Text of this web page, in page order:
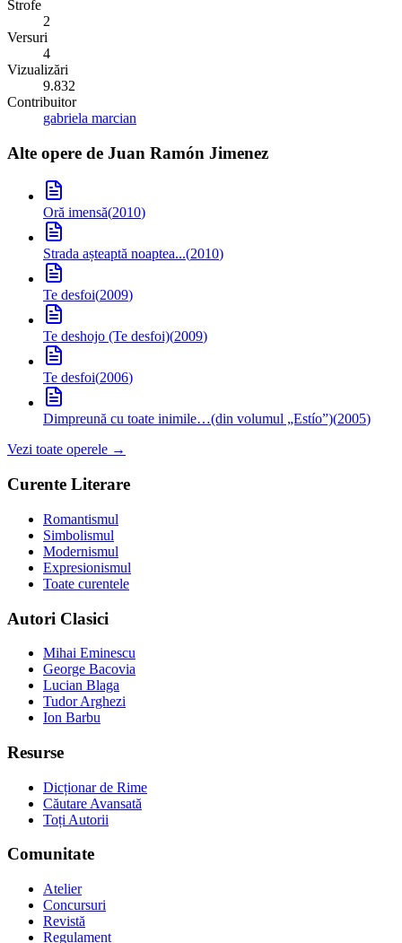
Strofe
2
Versuri
4
Vizualizări
9.832
Contribuitor
gabriela marcian
Alte opere de Juan Ramón Jimenez
Oră imensă(2010)
Strada așteaptă noaptea...(2010)
Te desfoi(2009)
Te deshojo (Te desfoi)(2009)
Te desfoi(2006)
Dimpreună cu toate inimile…(din volumul „Estío”)(2005)
Vezi toate operele →
Curente Literare
Romantismul
Simbolismul
Modernismul
Expresionismul
Toate curentele
Autori Clasici
Mihai Eminescu
George Bacovia
Lucian Blaga
Tudor Arghezi
Ion Barbu
Resurse
Dicționar de Rime
Căutare Avansată
Toți Autorii
Comunitate
Atelier
Concursuri
Revistă
Regulament